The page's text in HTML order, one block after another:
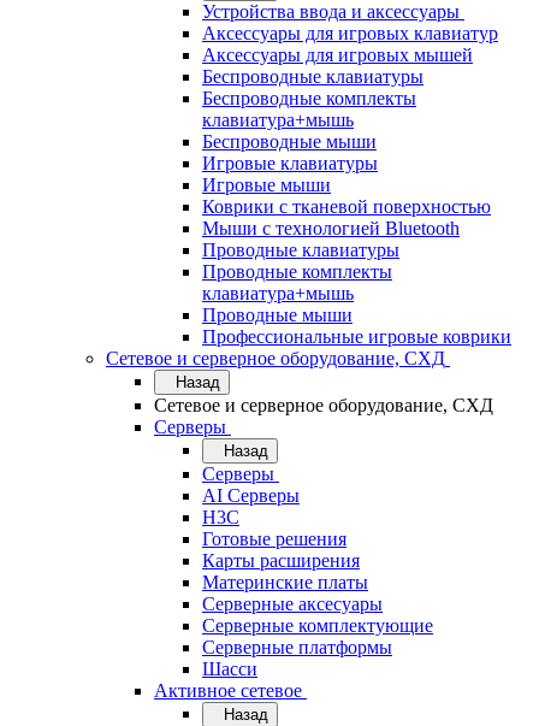
Устройства ввода и аксессуары
Аксессуары для игровых клавиатур
Аксессуары для игровых мышей
Беспроводные клавиатуры
Беспроводные комплекты
клавиатура+мышь
Беспроводные мыши
Игровые клавиатуры
Игровые мыши
Коврики с тканевой поверхностью
Мыши с технологией Bluetooth
Проводные клавиатуры
Проводные комплекты
клавиатура+мышь
Проводные мыши
Профессиональные игровые коврики
Сетевое и серверное оборудование, СХД
Назад
Сетевое и серверное оборудование, СХД
Cерверы
Назад
Cерверы
AI Серверы
H3C
Готовые решения
Карты расширения
Материнские платы
Серверные аксесуары
Серверные комплектующие
Серверные платформы
Шасси
Активное сетевое
Назад